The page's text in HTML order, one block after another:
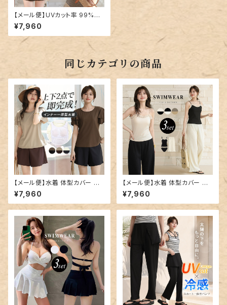
【メール便】UVカット率 99%以
上 水着 体型カバー レディース
ラッシュガード 長袖 タンキニ 4
点セット／hys3390
¥7,960
同じカテゴリの商品
【メール便】水着 体型カバー レ
ディース 半袖 ティアード フレア
スリーブ ブラ一体型トップス シ
ョートパンツ 2点セット／hys34
¥7,960
【メール便】水着 体型カバー キ
ャミキニ レディース パンツ ワイ
ドパンツ 3点セット／hys3438
¥7,960